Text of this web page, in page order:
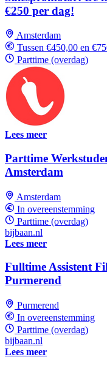
€250 per dag!
Amsterdam
Tussen €450,00 en
Parttime (overdag)
Lees meer
Parttime
Amsterdam
Amsterdam
In overeenstemming
Parttime (overdag)
bijbaan.nl
Lees meer
Fulltime Assistent
Purmerend
Purmerend
In overeenstemming
Parttime (overdag)
bijbaan.nl
Lees meer